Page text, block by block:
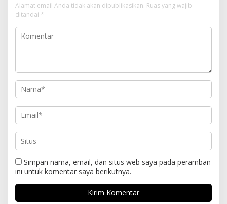
Alamat email Anda tidak akan dipublikasikan. Ruas yang wajib
ditandai *
Simpan nama, email, dan situs web saya pada peramban
ini untuk komentar saya berikutnya.